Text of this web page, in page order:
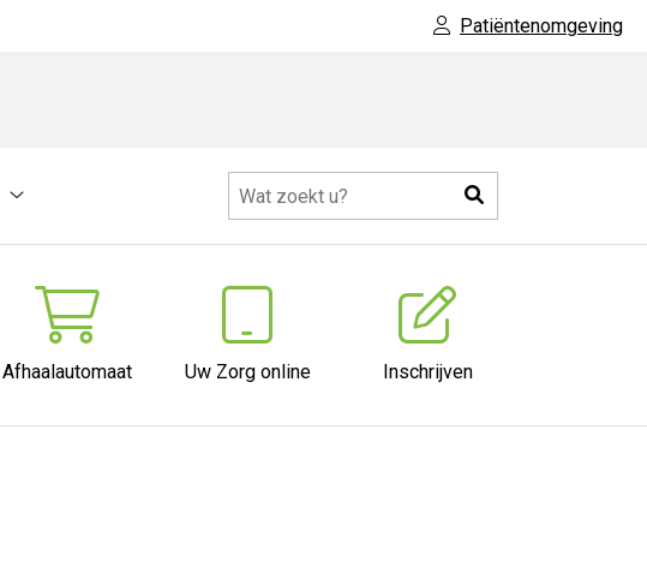
Patiëntenomgeving
regelen
submenu
Zoeken
Afhaalautomaat Uw Zorg online Inschrijven